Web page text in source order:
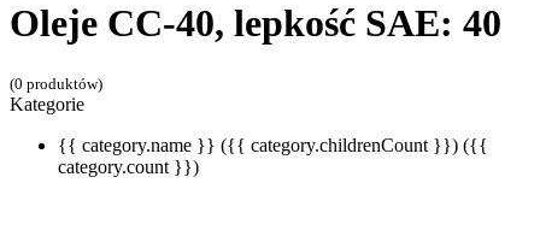
Oleje CC-40, lepkość SAE: 40
(0 produktów)
Kategorie
{{ category.name }} ({{ category.childrenCount }}) ({{
category.count }})